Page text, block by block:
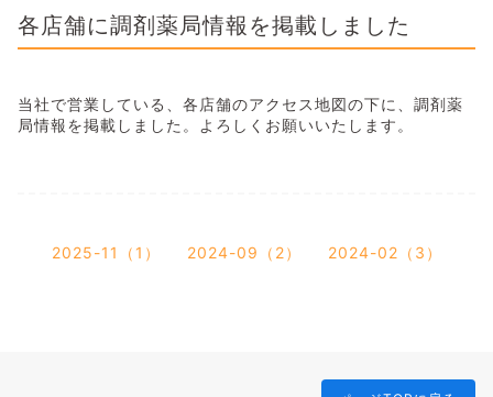
各店舗に調剤薬局情報を掲載しました
当社で営業している、各店舗のアクセス地図の下に、調剤薬
局情報を掲載しました。よろしくお願いいたします。
2025-11（1） 2024-09（2） 2024-02（3）